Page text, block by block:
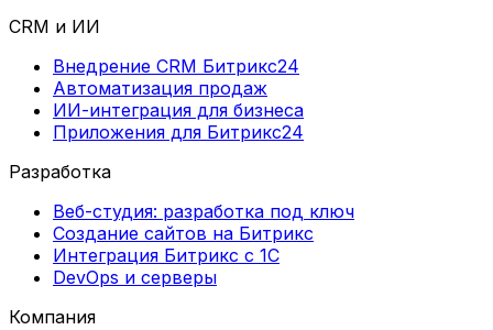
CRM и ИИ
Внедрение CRM Битрикс24
Автоматизация продаж
ИИ-интеграция для бизнеса
Приложения для Битрикс24
Разработка
Веб-студия: разработка под ключ
Создание сайтов на Битрикс
Интеграция Битрикс с 1С
DevOps и серверы
Компания